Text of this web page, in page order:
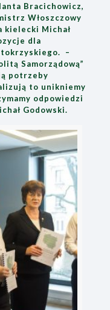
Bracichowicz,
Włoszczowy
kielecki Michał
dla
–
Samorządową”
potrzeby
to unikniemy
odpowiedzi
Godowski.